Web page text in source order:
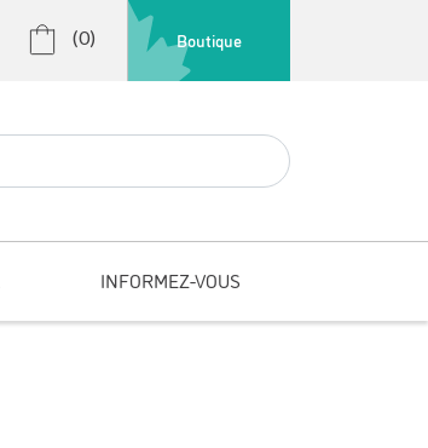
(0) Boutique
INFORMEZ-VOUS